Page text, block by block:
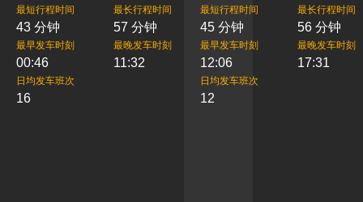
最短行程时间
43 分钟
最长行程时间
57 分钟
最早发车时刻
00:46
最晚发车时刻
11:32
日均发车班次
16
最短行程时间
45 分钟
最长行程时间
56 分钟
最早发车时刻
12:06
最晚发车时刻
17:31
日均发车班次
12